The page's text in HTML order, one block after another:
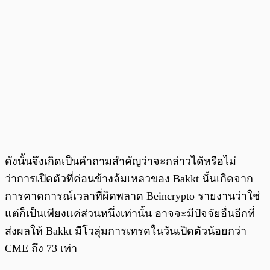
ดังนั้นจึงเกิดเป็นคำถามสำคัญว่าจะกล่าวได้หรือไม่
ว่าการเปิดตัวที่ค่อนข้างล้มเหลวของ Bakkt นั้นเกิดจาก
การคาดการณ์เวลาที่ผิดพลาด Beincrypto รายงานว่าใช่
แต่ก็เป็นเพียงแค่ส่วนหนึ่งเท่านั้น อาจจะมีปัจจัยอื่นอีกที่
ส่งผลให้ Bakkt มีโวลุ่มการเทรดในวันเปิดตัวน้อยกว่า
CME ถึง 73 เท่า